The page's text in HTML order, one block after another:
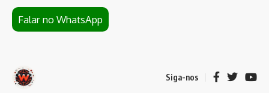
Falar no WhatsApp
Siga-nos